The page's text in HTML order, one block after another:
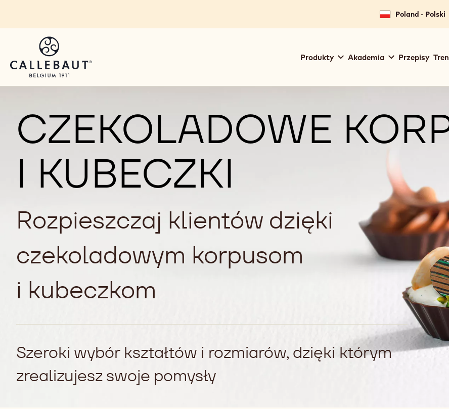
Poland - Polski
navigation
Produkty Akademia Przepisy
CZEKOLADOWE
I KUBECZKI
Rozpieszczaj klientów dzięki
czekoladowym korpusom
i kubeczkom
Szeroki wybór kształtów i rozmiarów, dzięki którym
zrealizujesz swoje pomysły